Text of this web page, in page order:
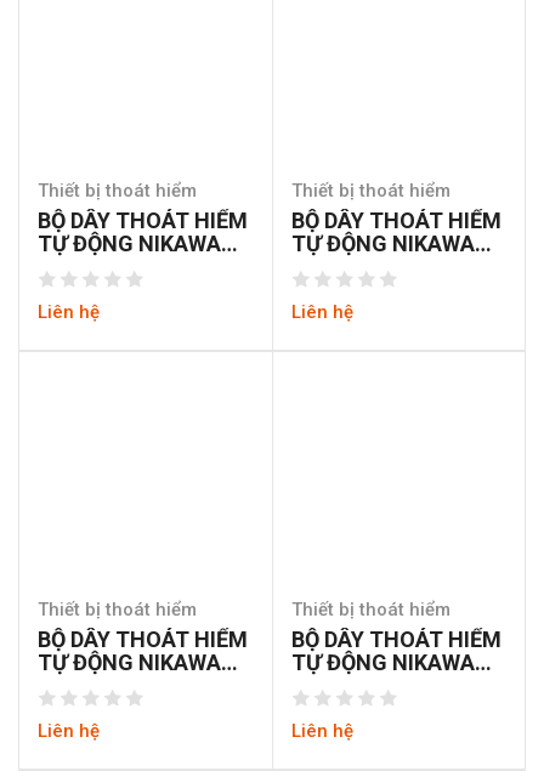
Thiết bị thoát hiểm
BỘ DÂY THOÁT HIỂM
TỰ ĐỘNG NIKAWA
KDD-30F
Liên hệ
Thiết bị thoát hiểm
BỘ DÂY THOÁT HIỂM
TỰ ĐỘNG NIKAWA
KDD-25F
Liên hệ
Thiết bị thoát hiểm
BỘ DÂY THOÁT HIỂM
TỰ ĐỘNG NIKAWA
KDD-17F
Liên hệ
Thiết bị thoát hiểm
BỘ DÂY THOÁT HIỂM
TỰ ĐỘNG NIKAWA
KDD-15F
Liên hệ